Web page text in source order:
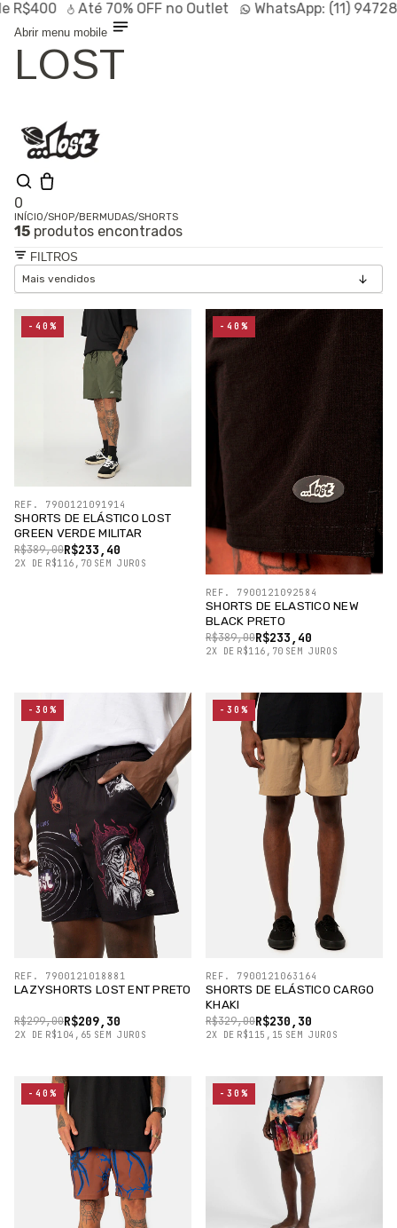
Até70% OFFno Outlet WhatsApp:(11) 94728-
Abrir menu mobile
LOST
0
Olá, visitante
Entrar /
Cadastrar
Shop
Linhas
Especiais
SALE
INÍCIO/SHOP/BERMUDAS/SHORTS
15 produtos encontrados
FILTROS
SHORTS DE ELÁSTICO LOST
GREEN VERDE MILITAR
R$233,40
R$389,00
2X DE R$116,70 SEM JUROS
REF. 7900121091914
-40%
SHORTS DE ELASTICO NEW
BLACK PRETO
R$233,40
R$389,00
2X DE R$116,70 SEM JUROS
REF. 7900121092584
-40%
LAZYSHORTS LOST ENT PRETO
R$209,30
R$299,00
2X DE R$104,65 SEM JUROS
REF. 7900121018881
-30%
SHORTS DE ELÁSTICO CARGO
KHAKI
R$230,30
R$329,00
2X DE R$115,15 SEM JUROS
REF. 7900121063164
-30%
-40% -30%